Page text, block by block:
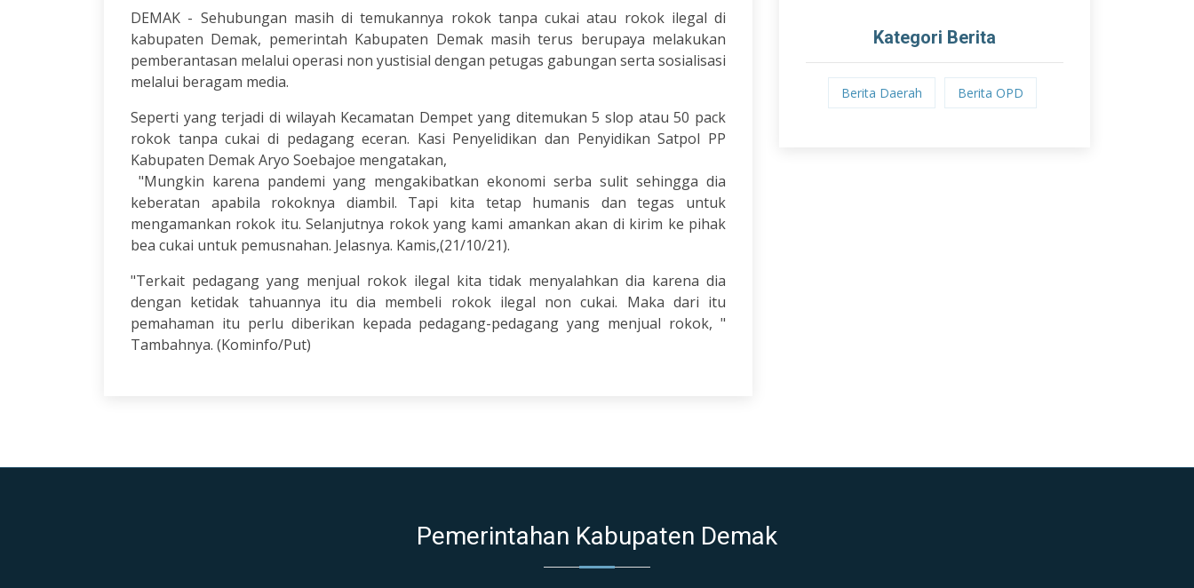
DEMAK - Sehubungan masih di temukannya rokok tanpa cukai atau rokok ilegal di
kabupaten Demak, pemerintah Kabupaten Demak masih terus berupaya melakukan
pemberantasan melalui operasi non yustisial dengan petugas gabungan serta sosialisasi
melalui beragam media.
Seperti yang terjadi di wilayah Kecamatan Dempet yang ditemukan 5 slop atau 50 pack
rokok tanpa cukai di pedagang eceran. Kasi Penyelidikan dan Penyidikan Satpol PP
Kabupaten Demak Aryo Soebajoe mengatakan,
"Mungkin karena pandemi yang mengakibatkan ekonomi serba sulit sehingga dia
keberatan apabila rokoknya diambil. Tapi kita tetap humanis dan tegas untuk
mengamankan rokok itu. Selanjutnya rokok yang kami amankan akan di kirim ke pihak
bea cukai untuk pemusnahan. Jelasnya. Kamis,(21/10/21).
"Terkait pedagang yang menjual rokok ilegal kita tidak menyalahkan dia karena dia
dengan ketidak tahuannya itu dia membeli rokok ilegal non cukai. Maka dari itu
pemahaman itu perlu diberikan kepada pedagang-pedagang yang menjual rokok, "
Tambahnya. (Kominfo/Put)
Kategori Berita
Berita Daerah Berita OPD
Pemerintahan Kabupaten Demak